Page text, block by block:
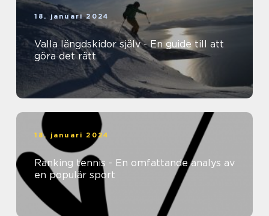
18. januari 2024
Valla längdskidor själv - En guide till att
göra det rätt
18. januari 2024
Ranking tennis - En omfattande analys av
en populär sport